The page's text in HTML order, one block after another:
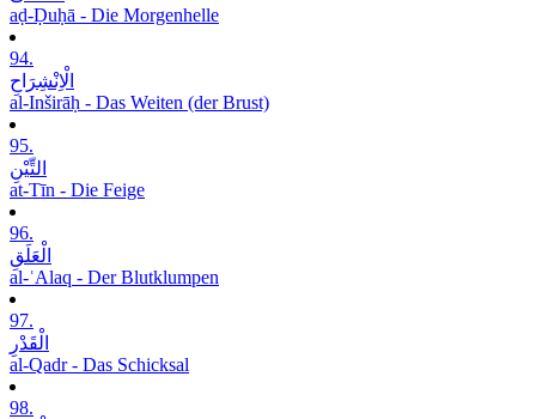
aḍ-Ḍuḥā - Die Morgenhelle
94.
الْاِنْشِرَاحِ
al-Inširāḥ - Das Weiten (der Brust)
95.
التِّیْنِ
at-Tīn - Die Feige
96.
الْعَلَقِ
al-ʿAlaq - Der Blutklumpen
97.
الْقَدْرِ
al-Qadr - Das Schicksal
98.